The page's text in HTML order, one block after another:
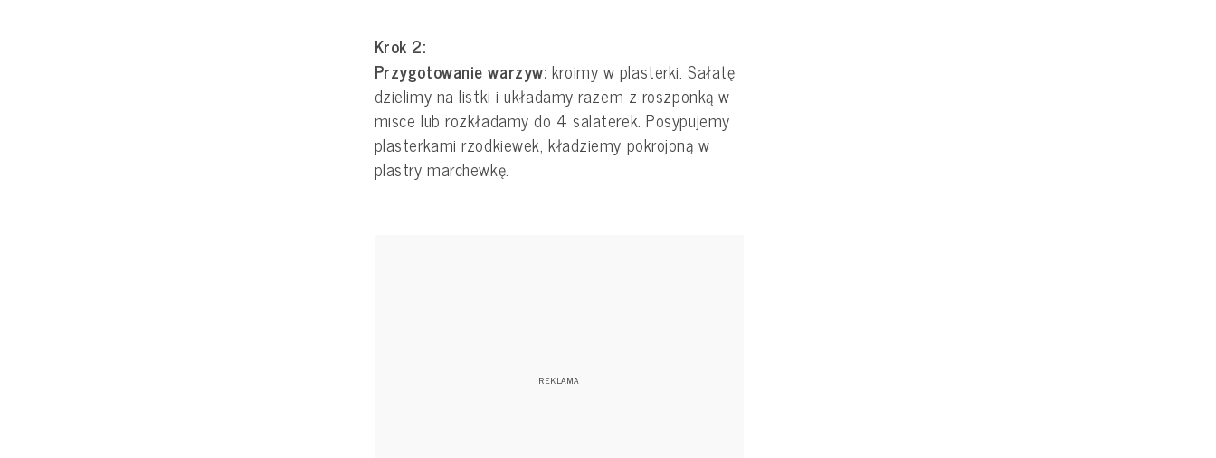
Krok 2:
Przygotowanie warzyw: kroimy w plasterki. Sałatę
dzielimy na listki i układamy razem z roszponką w
misce lub rozkładamy do 4 salaterek. Posypujemy
plasterkami rzodkiewek, kładziemy pokrojoną w
plastry marchewkę.